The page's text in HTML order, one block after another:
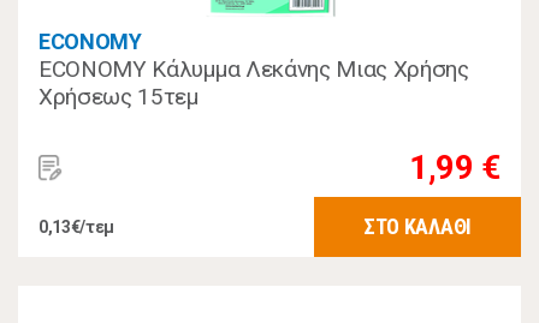
ECONOMY
ECONOMY Κάλυμμα Λεκάνης Μιας Χρήσης
Χρήσεως 15τεμ
1,99 €
0,13€/τεμ ΣΤΟ ΚΑΛΑΘΙ